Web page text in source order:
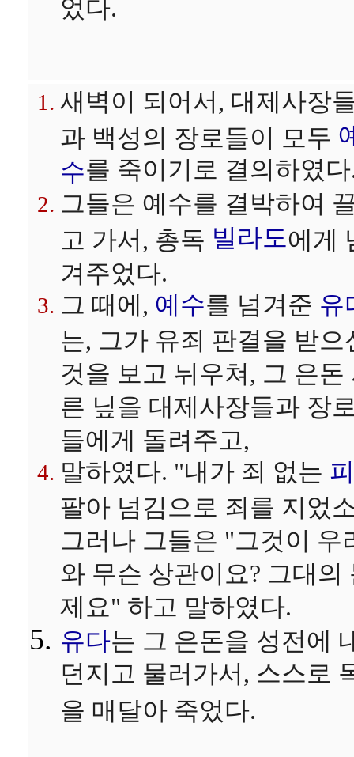
었다.
새벽이 되어서, 대제사장
과 백성의 장로들이 모두
수를 죽이기로 결의하였
그들은 예수를 결박하여
고 가서, 총독 빌라도에게
겨주었다.
그 때에, 예수를 넘겨준 유
는, 그가 유죄 판결을 받으
것을 보고 뉘우쳐, 그 은돈
른 닢을 대제사장들과 장
들에게 돌려주고,
말하였다. "내가 죄 없는 피
팔아 넘김으로 죄를 지었
그러나 그들은 "그것이 우
와 무슨 상관이요? 그대의
제요" 하고 말하였다.
유다는 그 은돈을 성전에
던지고 물러가서, 스스로
을 매달아 죽었다.